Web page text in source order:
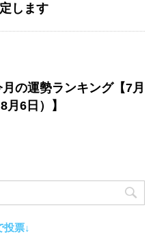
します
の運勢ランキング【7月
月6日）】
票↓